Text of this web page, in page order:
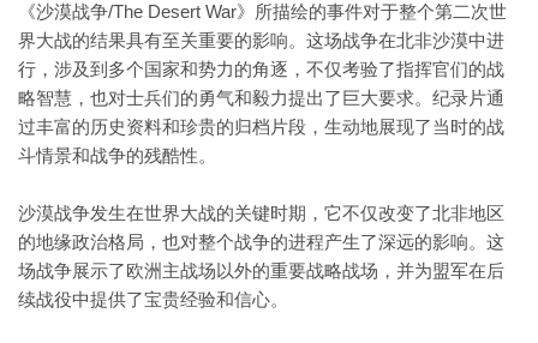
《沙漠战争/The Desert War》所描绘的事件对于整个第二次世
界大战的结果具有至关重要的影响。这场战争在北非沙漠中进
行，涉及到多个国家和势力的角逐，不仅考验了指挥官们的战
略智慧，也对士兵们的勇气和毅力提出了巨大要求。纪录片通
过丰富的历史资料和珍贵的归档片段，生动地展现了当时的战
斗情景和战争的残酷性。
沙漠战争发生在世界大战的关键时期，它不仅改变了北非地区
的地缘政治格局，也对整个战争的进程产生了深远的影响。这
场战争展示了欧洲主战场以外的重要战略战场，并为盟军在后
续战役中提供了宝贵经验和信心。